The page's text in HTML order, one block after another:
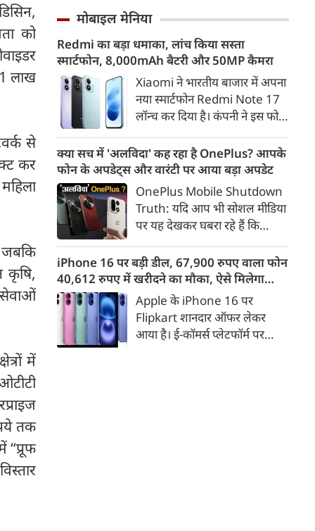
को
लाख
से
कर
कृषि,
सेवाओं
में
तक
“प्रूफ
किया जा रहा है।
मूंदकर भरोसा करेंगे। उन्होंने कहा कि
छात्रों को राष्ट्रविरोधी नहीं कहा जाना
चाहिए। युवाओं की बात को दबाने के
बजाय उनके साथ संवाद के जरिए
उनकी चिंताओं को समझने की
जरूरत है।
मोबाइल मेनिया
Redmi का बड़ा धमाका, लांच किया सस्ता
स्मार्टफोन, 8,000mAh बैटरी और 50MP कैमरा
Xiaomi ने भारतीय बाजार में अपना
नया स्मार्टफोन Redmi Note 17
लॉन्च कर दिया है। कंपनी ने इस फोन
डिस्प्ले, 8,000mAh की बड़ी बैटरी
और Qualcomm Snapdragon
चिपसेट के साथ पेश किया है। फोन में
50MP का मेन कैमरा दिया गया है।
इसके अलावा Redmi Note 17 में
Corning Gorilla Glass 7i
प्रोटेक्शन, IP65 रेटिंग और मजबूत
चेसिस जैसे फीचर्स मिलते हैं।
क्या सच में 'अलविदा' कह रहा है OnePlus? आपके
फोन के अपडेट्स और वारंटी पर आया बड़ा अपडेट
OnePlus Mobile Shutdown
Truth: यदि आप भी सोशल मीडिया
पर यह देखकर घबरा रहे हैं कि
तो थोड़ा ठहरिए! टेक वर्ल्ड में किसी
समय 'फ्लैगशिप किलर' के नाम से
मशहूर इस ब्रांड को लेकर इंटरनेट पर
लगातार कयासबाजी का दौर जारी है।
iPhone 16 पर बड़ी डील, 67,900 रुपए वाला फोन
40,612 रुपए में खरीदने का मौका, ऐसे मिलेगा
डिस्काउंट
Apple के iPhone 16 पर
Flipkart शानदार ऑफर लेकर
आया है। ई-कॉमर्स प्लेटफॉर्म पर